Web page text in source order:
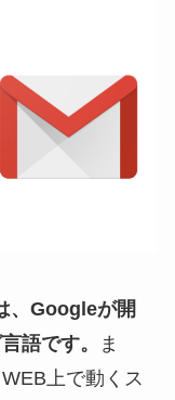
、Googleが開
語です。
ま
上で動くス